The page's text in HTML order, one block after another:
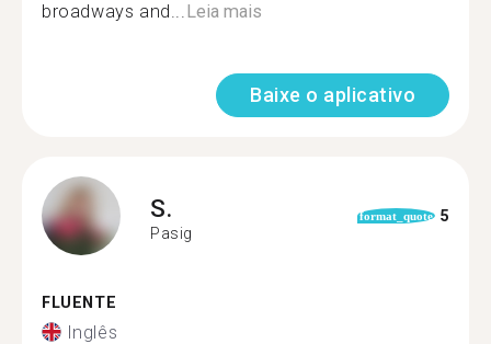
broadways and...Leia mais
Baixe o aplicativo
S.
Pasig
format_quote 5
FLUENTE
Inglês